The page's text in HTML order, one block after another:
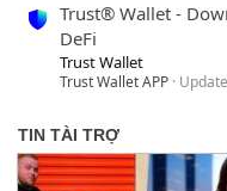
Trust® Wallet -
DeFi
Trust Wallet
Trust Wallet APP